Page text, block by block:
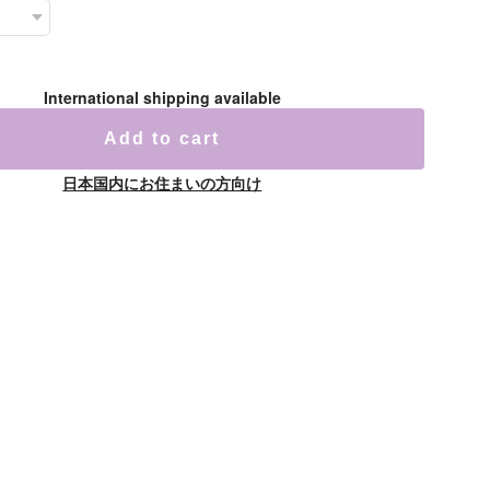
International shipping available
Add to cart
日本国内にお住まいの方向け